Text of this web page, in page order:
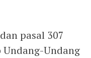
pasal 307
Undang